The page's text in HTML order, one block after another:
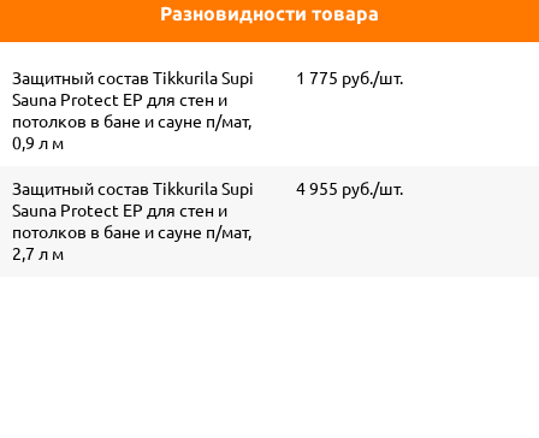
Разновидности товара
Защитный состав Tikkurila Supi
Sauna Protect EP для стен и
потолков в бане и сауне п/мат,
0,9 л м
1 775 руб./шт.
Защитный состав Tikkurila Supi
Sauna Protect EP для стен и
потолков в бане и сауне п/мат,
2,7 л м
4 955 руб./шт.